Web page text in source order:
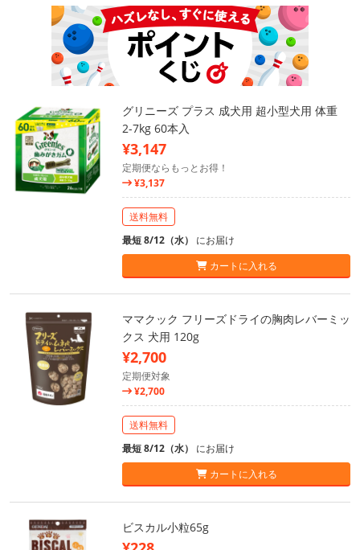
グリニーズ プラス 成犬用 超小型犬用 体重
2-7kg 60本入
¥3,147
定期便ならもっとお得！
¥3,137
送料無料
最短 8/12（水） にお届け
カートに入れる
ママクック フリーズドライの胸肉レバーミッ
クス 犬用 120g
¥2,700
定期便対象
¥2,700
送料無料
最短 8/12（水） にお届け
カートに入れる
ビスカル小粒65g